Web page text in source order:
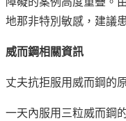
地那非特別敏感，建議
威而鋼相關資訊
丈夫抗拒服用威而鋼的
一天內服用三粒威而鋼